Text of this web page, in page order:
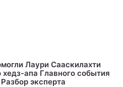
Лаури Сааскилахти
хедз-апа Главного события
эксперта